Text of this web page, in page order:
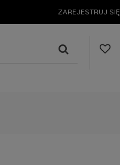
ZAREJESTRUJ SIĘ